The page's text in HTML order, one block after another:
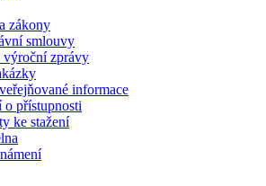
zákony
smlouvy
výroční zprávy
informace
o přístupnosti
ke stažení